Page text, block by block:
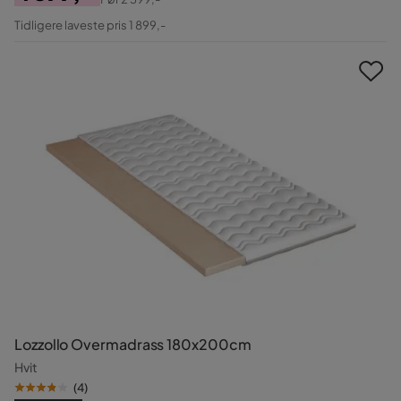
Pris
Original
Tidligere laveste pris 1 899,-
Lozzollo Overmadrass 180x200cm
Hvit
(4)